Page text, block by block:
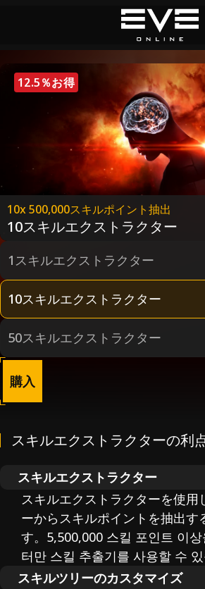
12.5％お得
10x 500,000スキルポイント抽出
10スキルエクストラクター
1スキルエクストラクター
10スキルエクストラクター
50スキルエクストラクター
購入
スキルエクストラクターの利
スキルエクストラクター
スキルエクストラクターを使用
ーからスキルポイントを抽出す
す。5,500,000 스킬 포인트 이
터만 스킬 추출기를 사용할 수
スキルツリーのカスタマイズ